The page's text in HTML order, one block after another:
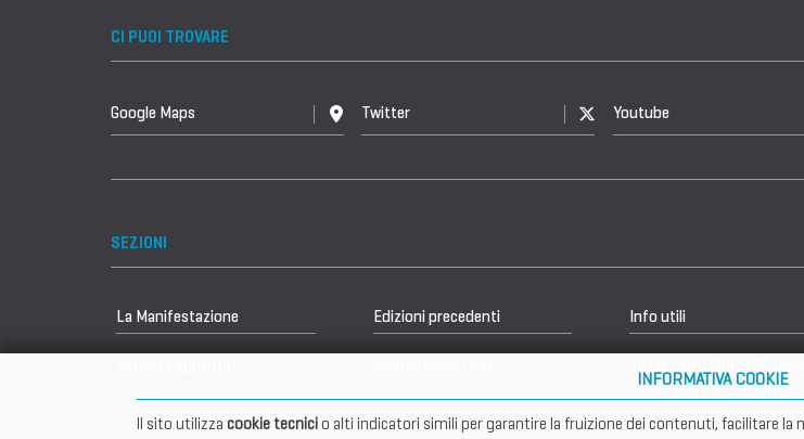
CI PUOI TROVARE
Google Maps Twitter Youtube
SEZIONI
La Manifestazione Edizioni precedenti Info utili
INFORMATIVA COOKIE
Il sito utilizza cookie tecnici o alti indicatori simili per garantire la fruizione dei contenuti, facilitare